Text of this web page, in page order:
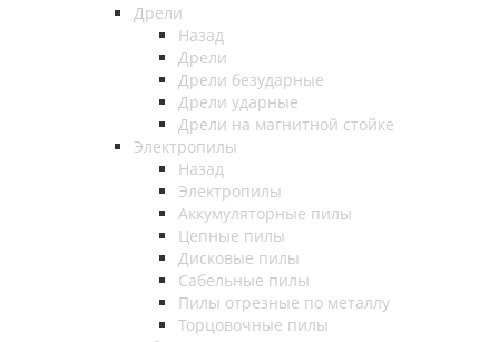
Дрели
Назад
Дрели
Дрели безударные
Дрели ударные
Дрели на магнитной стойке
Электропилы
Назад
Электропилы
Аккумуляторные пилы
Цепные пилы
Дисковые пилы
Сабельные пилы
Пилы отрезные по металлу
Торцовочные пилы